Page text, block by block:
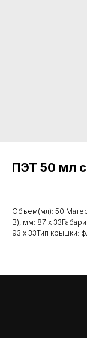
ПЭТ 50 мл
Объем(мл): 50
В), мм: 87 х
93 х 33Тип крышки: